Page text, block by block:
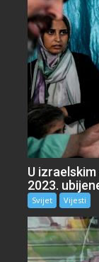
U
2023.
Svijet Vijesti